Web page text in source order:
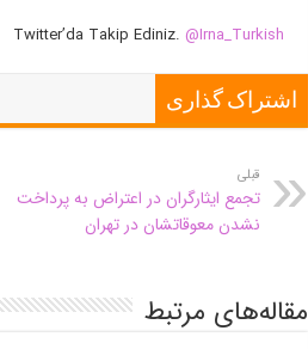
Twitter’da Takip Ediniz. @Irna_Turkish
اشتراک گذاری
قبلی
تجمع ایثارگران در اعتراض به پرداخت
نشدن معوقاتشان در تهران
مقاله‌های مرتبط